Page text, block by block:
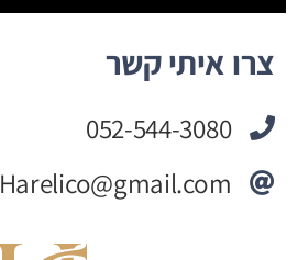
צרו איתי קשר
052-544-3080
Harelico@gmail.com